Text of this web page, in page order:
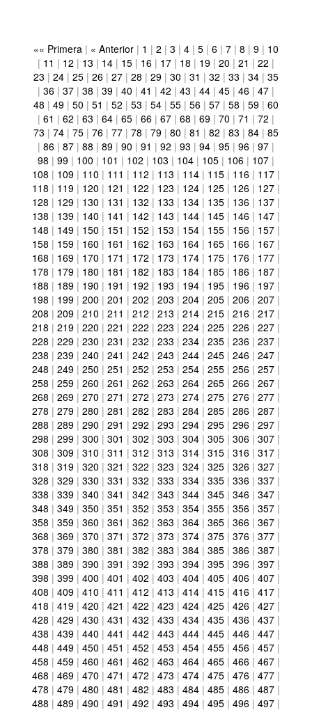
«« Primera | « Anterior | 1 | 2 | 3 | 4 | 5 | 6 | 7 | 8 | 9 | 10
| 11 | 12 | 13 | 14 | 15 | 16 | 17 | 18 | 19 | 20 | 21 | 22 |
23 | 24 | 25 | 26 | 27 | 28 | 29 | 30 | 31 | 32 | 33 | 34 | 35
| 36 | 37 | 38 | 39 | 40 | 41 | 42 | 43 | 44 | 45 | 46 | 47 |
48 | 49 | 50 | 51 | 52 | 53 | 54 | 55 | 56 | 57 | 58 | 59 | 60
| 61 | 62 | 63 | 64 | 65 | 66 | 67 | 68 | 69 | 70 | 71 | 72 |
73 | 74 | 75 | 76 | 77 | 78 | 79 | 80 | 81 | 82 | 83 | 84 | 85
| 86 | 87 | 88 | 89 | 90 | 91 | 92 | 93 | 94 | 95 | 96 | 97 |
98 | 99 | 100 | 101 | 102 | 103 | 104 | 105 | 106 | 107 |
108 | 109 | 110 | 111 | 112 | 113 | 114 | 115 | 116 | 117 |
118 | 119 | 120 | 121 | 122 | 123 | 124 | 125 | 126 | 127 |
128 | 129 | 130 | 131 | 132 | 133 | 134 | 135 | 136 | 137 |
138 | 139 | 140 | 141 | 142 | 143 | 144 | 145 | 146 | 147 |
148 | 149 | 150 | 151 | 152 | 153 | 154 | 155 | 156 | 157 |
158 | 159 | 160 | 161 | 162 | 163 | 164 | 165 | 166 | 167 |
168 | 169 | 170 | 171 | 172 | 173 | 174 | 175 | 176 | 177 |
178 | 179 | 180 | 181 | 182 | 183 | 184 | 185 | 186 | 187 |
188 | 189 | 190 | 191 | 192 | 193 | 194 | 195 | 196 | 197 |
198 | 199 | 200 | 201 | 202 | 203 | 204 | 205 | 206 | 207 |
208 | 209 | 210 | 211 | 212 | 213 | 214 | 215 | 216 | 217 |
218 | 219 | 220 | 221 | 222 | 223 | 224 | 225 | 226 | 227 |
228 | 229 | 230 | 231 | 232 | 233 | 234 | 235 | 236 | 237 |
238 | 239 | 240 | 241 | 242 | 243 | 244 | 245 | 246 | 247 |
248 | 249 | 250 | 251 | 252 | 253 | 254 | 255 | 256 | 257 |
258 | 259 | 260 | 261 | 262 | 263 | 264 | 265 | 266 | 267 |
268 | 269 | 270 | 271 | 272 | 273 | 274 | 275 | 276 | 277 |
278 | 279 | 280 | 281 | 282 | 283 | 284 | 285 | 286 | 287 |
288 | 289 | 290 | 291 | 292 | 293 | 294 | 295 | 296 | 297 |
298 | 299 | 300 | 301 | 302 | 303 | 304 | 305 | 306 | 307 |
308 | 309 | 310 | 311 | 312 | 313 | 314 | 315 | 316 | 317 |
318 | 319 | 320 | 321 | 322 | 323 | 324 | 325 | 326 | 327 |
328 | 329 | 330 | 331 | 332 | 333 | 334 | 335 | 336 | 337 |
338 | 339 | 340 | 341 | 342 | 343 | 344 | 345 | 346 | 347 |
348 | 349 | 350 | 351 | 352 | 353 | 354 | 355 | 356 | 357 |
358 | 359 | 360 | 361 | 362 | 363 | 364 | 365 | 366 | 367 |
368 | 369 | 370 | 371 | 372 | 373 | 374 | 375 | 376 | 377 |
378 | 379 | 380 | 381 | 382 | 383 | 384 | 385 | 386 | 387 |
388 | 389 | 390 | 391 | 392 | 393 | 394 | 395 | 396 | 397 |
398 | 399 | 400 | 401 | 402 | 403 | 404 | 405 | 406 | 407 |
408 | 409 | 410 | 411 | 412 | 413 | 414 | 415 | 416 | 417 |
418 | 419 | 420 | 421 | 422 | 423 | 424 | 425 | 426 | 427 |
428 | 429 | 430 | 431 | 432 | 433 | 434 | 435 | 436 | 437 |
438 | 439 | 440 | 441 | 442 | 443 | 444 | 445 | 446 | 447 |
448 | 449 | 450 | 451 | 452 | 453 | 454 | 455 | 456 | 457 |
458 | 459 | 460 | 461 | 462 | 463 | 464 | 465 | 466 | 467 |
468 | 469 | 470 | 471 | 472 | 473 | 474 | 475 | 476 | 477 |
478 | 479 | 480 | 481 | 482 | 483 | 484 | 485 | 486 | 487 |
488 | 489 | 490 | 491 | 492 | 493 | 494 | 495 | 496 | 497 |